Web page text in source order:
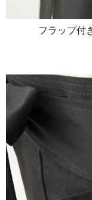
フラップ付